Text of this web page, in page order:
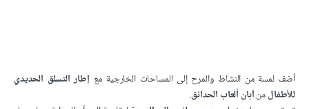
أضف لمسة من النشاط والمرح إلى المساحات الخارجية مع إطار التسلق الحديدي
للأطفالمنآبان ألعاب الحدائق.